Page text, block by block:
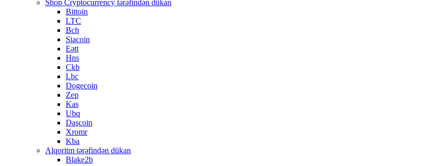
Shop Cryptocurrency tərəfindən dükan
Bittoin
LTC
Bch
Siacoin
Eətt
Hns
Ckb
Lbc
Dogecoin
Zep
Kas
Ubq
Daşcoin
Xromr
Kba
Alqoritm tərəfindən dükan
Blake2b